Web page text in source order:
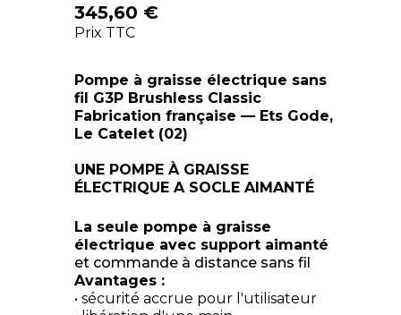
345,60 €
Prix TTC
Pompe à graisse électrique sans
fil G3P Brushless Classic
Fabrication française — Ets Gode,
Le Catelet (02)
UNE POMPE À GRAISSE
ÉLECTRIQUE A SOCLE AIMANTÉ
La seule pompe à graisse
électrique avec support aimanté
et commande à distance sans fil
Avantages :
• sécurité accrue pour l'utilisateur